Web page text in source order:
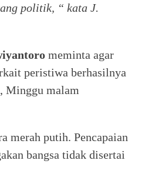
politik, “ kata J.
meminta agar
peristiwa berhasilnya
Minggu malam
merah putih. Pencapaian
bangsa tidak disertai